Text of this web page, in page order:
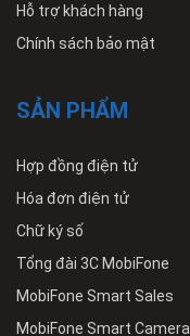
Hỗ trợ khách hàng
Chính sách bảo mật
SẢN PHẨM
Hợp đồng điện tử
Hóa đơn điện tử
Chữ ký số
Tổng đài 3C MobiFone
MobiFone Smart Sales
MobiFone Smart Camera